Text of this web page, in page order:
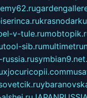
v-tule.ru
tool-sib.ru
xjocuricopii.com